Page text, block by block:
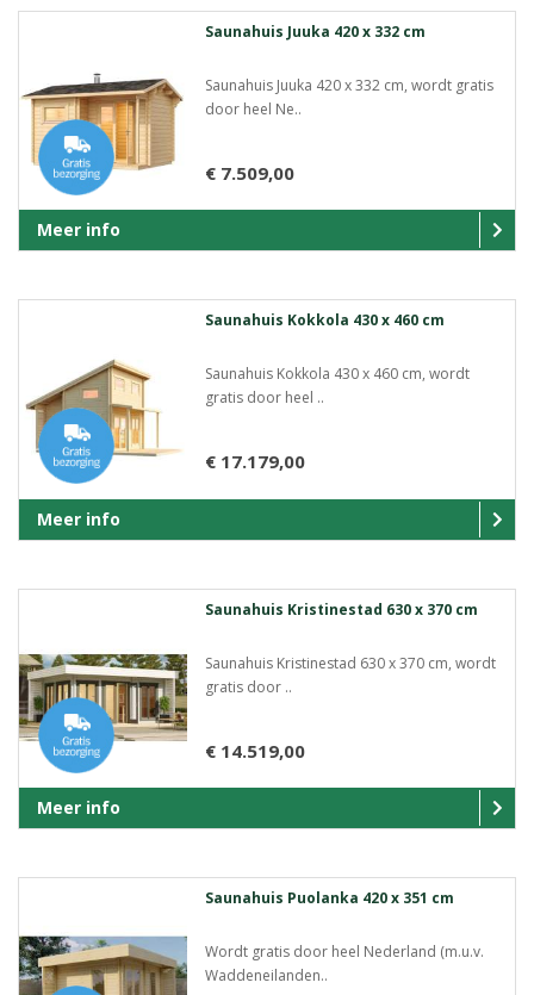
Saunahuis Juuka 420 x 332 cm
Saunahuis Juuka 420 x 332 cm, wordt gratis
door heel Ne..
€ 7.509,00
Meer info
Saunahuis Kokkola 430 x 460 cm
Saunahuis Kokkola 430 x 460 cm, wordt
gratis door heel ..
€ 17.179,00
Meer info
Saunahuis Kristinestad 630 x 370 cm
Saunahuis Kristinestad 630 x 370 cm, wordt
gratis door ..
€ 14.519,00
Meer info
Saunahuis Puolanka 420 x 351 cm
Wordt gratis door heel Nederland (m.u.v.
Waddeneilanden..